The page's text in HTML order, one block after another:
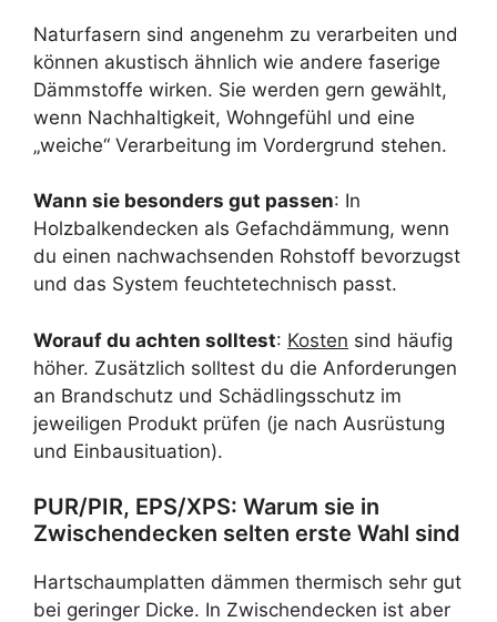
Naturfasern sind angenehm zu verarbeiten und
können akustisch ähnlich wie andere faserige
Dämmstoffe wirken. Sie werden gern gewählt,
wenn Nachhaltigkeit, Wohngefühl und eine
„weiche“ Verarbeitung im Vordergrund stehen.
Wann sie besonders gut passen: In
Holzbalkendecken als Gefachdämmung, wenn
du einen nachwachsenden Rohstoff bevorzugst
und das System feuchtetechnisch passt.
Worauf du achten solltest: Kosten sind häufig
höher. Zusätzlich solltest du die Anforderungen
an Brandschutz und Schädlingsschutz im
jeweiligen Produkt prüfen (je nach Ausrüstung
und Einbausituation).
PUR/PIR, EPS/XPS: Warum sie in
Zwischendecken selten erste Wahl sind
Hartschaumplatten dämmen thermisch sehr gut
bei geringer Dicke. In Zwischendecken ist aber